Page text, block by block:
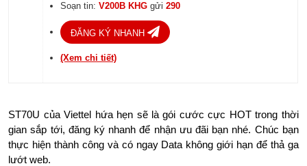
Soạn tin:V200B KHGgửi290
ĐĂNG KÝ NHANH
(Xem chi tiết)
ST70U của Viettel hứa hẹn sẽ là gói cước cực HOT trong thời
gian sắp tới, đăng ký nhanh để nhận ưu đãi bạn nhé. Chúc bạn
thực hiện thành công và có ngay Data không giới hạn để thả ga
lướt web.